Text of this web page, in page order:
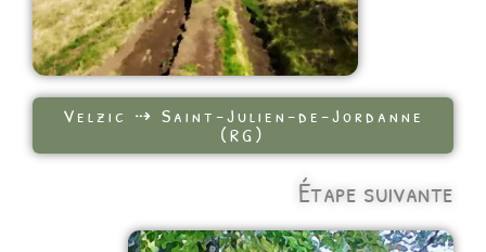
Velzic ⇢ Saint-Julien-de-Jordanne
(RG)
Étape suivante